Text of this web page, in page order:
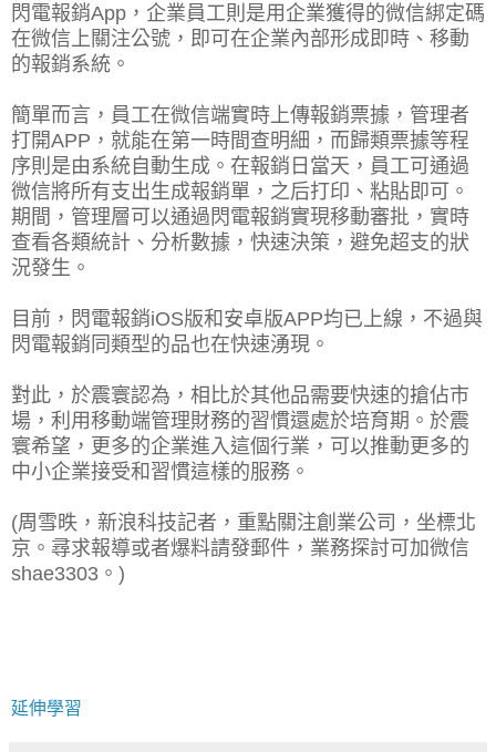
閃電報銷App，企業員工則是用企業獲得的微信綁定碼
在微信上關注公號，即可在企業內部形成即時、移動
的報銷系統。
簡單而言，員工在微信端實時上傳報銷票據，管理者
打開APP，就能在第一時間查明細，而歸類票據等程
序則是由系統自動生成。在報銷日當天，員工可通過
微信將所有支出生成報銷單，之后打印、粘貼即可。
期間，管理層可以通過閃電報銷實現移動審批，實時
查看各類統計、分析數據，快速決策，避免超支的狀
況發生。
目前，閃電報銷iOS版和安卓版APP均已上線，不過與
閃電報銷同類型的品也在快速湧現。
對此，於震寰認為，相比於其他品需要快速的搶佔市
場，利用移動端管理財務的習慣還處於培育期。於震
寰希望，更多的企業進入這個行業，可以推動更多的
中小企業接受和習慣這樣的服務。
(周雪昳，新浪科技記者，重點關注創業公司，坐標北
京。尋求報導或者爆料請發郵件，業務探討可加微信
shae3303。)
延伸學習